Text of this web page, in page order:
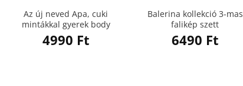
Az új neved Apa, cuki
mintákkal gyerek body
4990 Ft
Balerina kollekció 3-mas
falikép szett
6490 Ft